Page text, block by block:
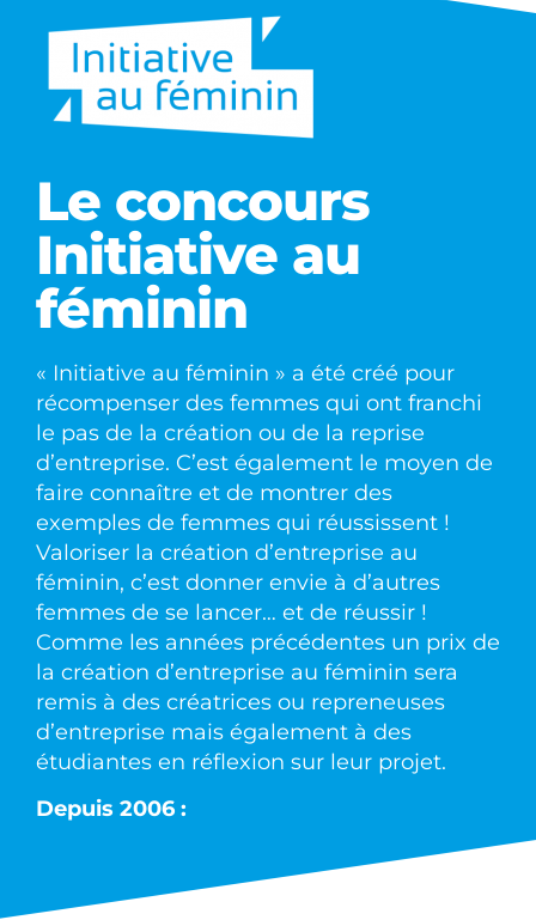
Le concours
Initiative au
féminin
« Initiative au féminin » a été créé pour
récompenser des femmes qui ont franchi
le pas de la création ou de la reprise
d’entreprise. C’est également le moyen de
faire connaître et de montrer des
exemples de femmes qui réussissent !
Valoriser la création d’entreprise au
féminin, c’est donner envie à d’autres
femmes de se lancer… et de réussir !
Comme les années précédentes un prix de
la création d’entreprise au féminin sera
remis à des créatrices ou repreneuses
d’entreprise mais également à des
étudiantes en réflexion sur leur projet.
Depuis 2006 :